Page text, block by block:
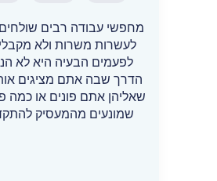
מחפשי עבודה רבים שולחים
לעשרות משרות ולא
לפעמים הבעיה היא לא
הדרך שבה אתם מציגים
שאליהן אתם פונים או כמה
שמונעים מהמעסיק